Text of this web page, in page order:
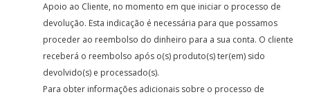
Apoio ao Cliente, no momento em que iniciar o processo de
devolução. Esta indicação é necessária para que possamos
proceder ao reembolso do dinheiro para a sua conta. O cliente
receberá o reembolso após o(s) produto(s) ter(em) sido
devolvido(s) e processado(s).
Para obter informações adicionais sobre o processo de